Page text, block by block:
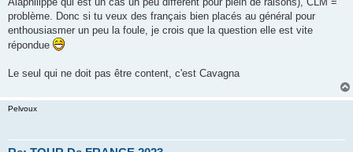
problème. Donc si tu veux des français bien placés au général pour
enthousiasmer un peu la foule, je crois que la question elle est vite
répondue
Le seul qui ne doit pas être content, c'est Cavagna
Pelvoux